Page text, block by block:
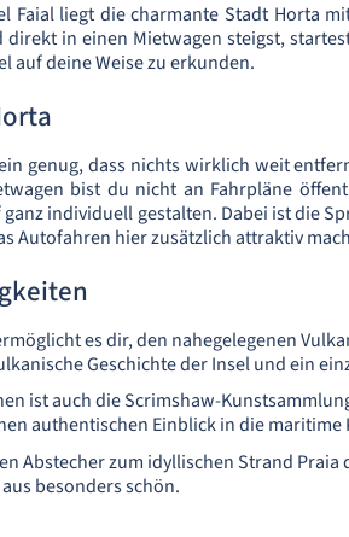
Faial liegt die charmante Stadt Horta
direkt in einen Mietwagen steigst,
auf deine Weise zu erkunden.
genug, dass nichts wirklich weit
bist du nicht an Fahrpläne
individuell gestalten. Dabei ist die
Autofahren hier zusätzlich attraktiv
es dir, den nahegelegenen
Geschichte der Insel und ein
ist auch die Scrimshaw-
authentischen Einblick in die
Abstecher zum idyllischen Strand
besonders schön.